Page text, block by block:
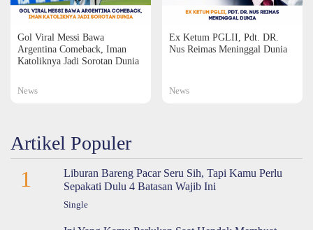
Gol Viral Messi Bawa
Argentina Comeback, Iman
Katoliknya Jadi Sorotan Dunia
News
Ex Ketum PGLII, Pdt. DR.
Nus Reimas Meninggal Dunia
News
Artikel Populer
1
Liburan Bareng Pacar Seru Sih, Tapi Kamu Perlu
Sepakati Dulu 4 Batasan Wajib Ini
Single